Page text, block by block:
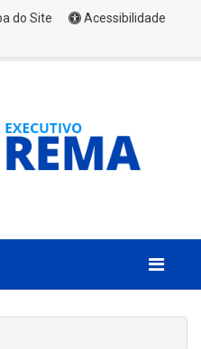
do Site
Acessibilidade